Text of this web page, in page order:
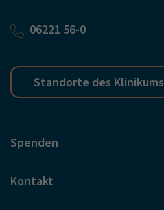
06221 56-0
Standorte des Klinikums
Spenden
Kontakt